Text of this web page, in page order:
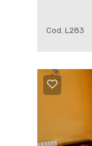
Cod. L283